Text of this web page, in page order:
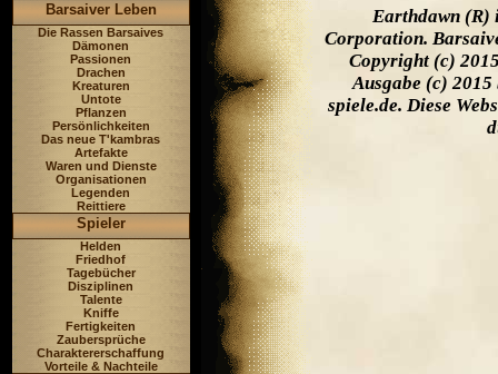
Barsaiver Leben
Die Rassen Barsaives
Dämonen
Passionen
Drachen
Kreaturen
Untote
Pflanzen
Persönlichkeiten
Das neue T'kambras
Artefakte
Waren und Dienste
Organisationen
Legenden
Reittiere
Spieler
Helden
Friedhof
Tagebücher
Disziplinen
Talente
Kniffe
Fertigkeiten
Zaubersprüche
Charaktererschaffung
Vorteile & Nachteile
Earthdawn (R)
Corporation.
Copyright (c)
Ausgabe (c) 2015
spiele.de. Diese